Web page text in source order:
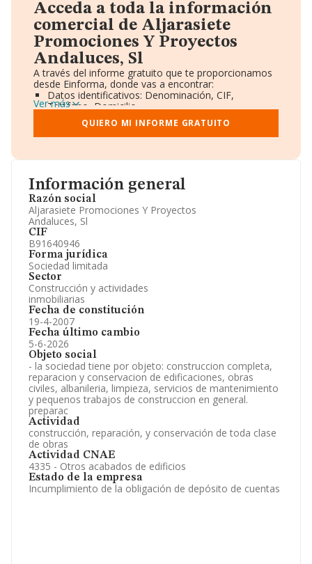
Información general
Razón social
Aljarasiete Promociones Y Proyectos
Andaluces, Sl
CIF
B91640946
Forma jurídica
Sociedad limitada
Sector
Construcción y actividades
inmobiliarias
Fecha de constitución
19-4-2007
Fecha último cambio
5-6-2026
Objeto social
- la sociedad tiene por objeto: construccion completa,
reparacion y conservacion de edificaciones, obras
civiles, albanileria, limpieza, servicios de mantenimiento
y pequenos trabajos de construccion en general.
preparac
Actividad
construcción, reparación, y conservación de toda clase
de obras
Actividad CNAE
4335 - Otros acabados de edificios
Estado de la empresa
Incumplimiento de la obligación de depósito de cuentas
Acceda a toda la información
comercial de Aljarasiete
Promociones Y Proyectos
Andaluces, Sl
A través del informe gratuito que te proporcionamos
desde Einforma, donde vas a encontrar:
Datos identificativos: Denominación, CIF,
Teléfono, Domicilio.
Informe Mercantil Completo (BORME).
Gráficos de Evolución Ventas y Empleados.
Consejo de Administración y Administradores.
Accionistas.
Artículos de prensa publicados sobre la empresa.
Información oficial y registral complementaria.
Ver más
QUIERO MI INFORME GRATUITO